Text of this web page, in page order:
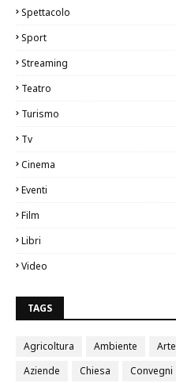
Spettacolo
Sport
Streaming
Teatro
Turismo
Tv
Cinema
Eventi
Film
Libri
Video
TAGS
Agricoltura Ambiente Arte
Aziende
Chiesa Convegni